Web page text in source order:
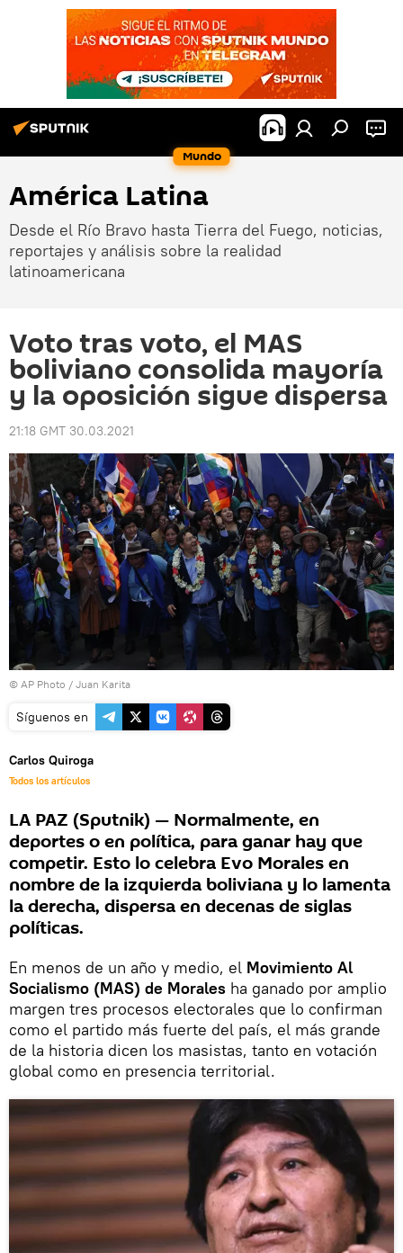
Mundo
América Latina
Desde el Río Bravo hasta Tierra del Fuego, noticias,
reportajes y análisis sobre la realidad
latinoamericana
Voto tras voto, el MAS
boliviano consolida mayoría
y la oposición sigue dispersa
21:18 GMT 30.03.2021
© AP Photo / Juan Karita
Síguenos en
Carlos Quiroga
Todos los artículos
LA PAZ (Sputnik) — Normalmente, en
deportes o en política, para ganar hay que
competir. Esto lo celebra Evo Morales en
nombre de la izquierda boliviana y lo lamenta
la derecha, dispersa en decenas de siglas
políticas.
En menos de un año y medio, el Movimiento Al
Socialismo (MAS) de Morales ha ganado por amplio
margen tres procesos electorales que lo confirman
como el partido más fuerte del país, el más grande
de la historia dicen los masistas, tanto en votación
global como en presencia territorial.